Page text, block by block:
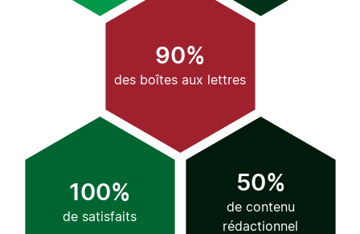
90%
des boîtes aux lettres
100%
de satisfaits
50%
de contenu
rédactionnel